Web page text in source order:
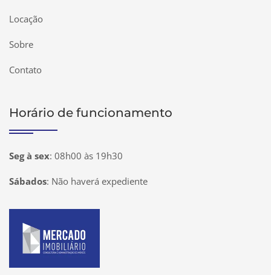
Locação
Sobre
Contato
Horário de funcionamento
Seg à sex: 08h00 às 19h30
Sábados: Não haverá expediente